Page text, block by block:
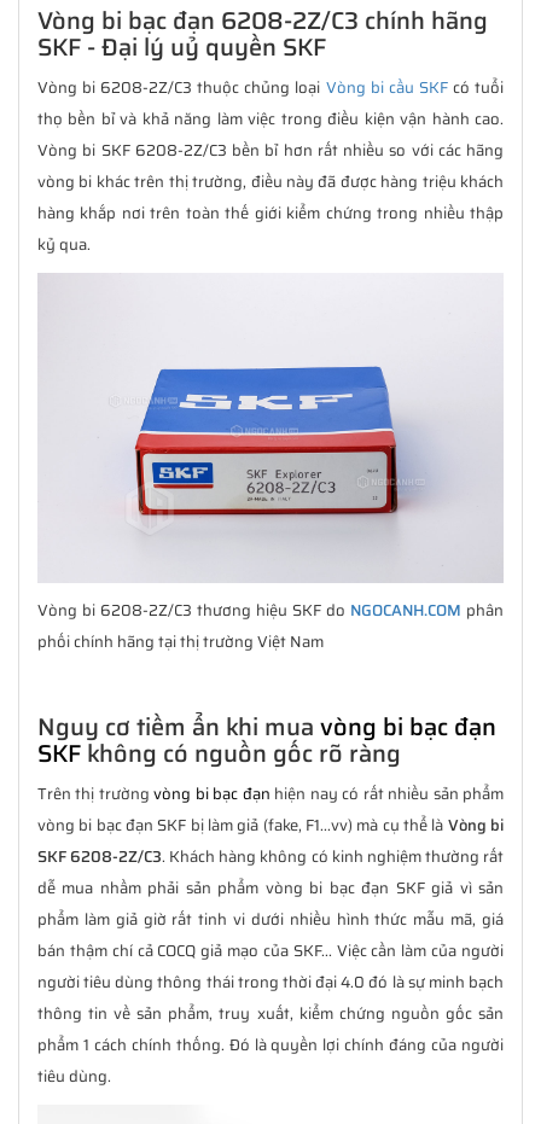
Vòng bi bạc đạn 6208-2Z/C3 chính hãng
SKF - Đại lý uỷ quyền SKF
Vòng bi 6208-2Z/C3 thuộc chủng loại Vòng bi cầu SKFcó tuổi
thọ bền bỉ và khả năng làm việc trong điều kiện vận hành cao.
Vòng bi SKF 6208-2Z/C3 bền bỉ hơn rất nhiều so với các hãng
vòng bi khác trên thị trường, điều này đã được hàng triệu khách
hàng khắp nơi trên toàn thế giới kiểm chứng trong nhiều thập
kỷ qua.
Vòng bi 6208-2Z/C3 thương hiệu SKF do NGOCANH.COM phân
phối chính hãng tại thị trường Việt Nam
Nguy cơ tiềm ẩn khi muavòng bi bạc đạn
SKFkhông có nguồn gốc rõ ràng
Trên thị trườngvòng bi bạc đạn hiện nay có rất nhiều sản phẩm
vòng bi bạc đạn SKF bị làm giả (fake, F1...vv) mà cụ thể làVòng bi
SKF 6208-2Z/C3. Khách hàng không có kinh nghiệm thường rất
dễ mua nhầm phải sản phẩm vòng bi bạc đạn SKF giả vì sản
phẩm làm giả giờ rất tinh vi dưới nhiều hình thức mẫu mã, giá
bán thậm chí cả COCQ giả mạo của SKF... Việc cần làm của người
người tiêu dùng thông thái trong thời đại 4.0 đó là sự minh bạch
thông tin về sản phẩm, truy xuất, kiểm chứng nguồn gốc sản
phẩm 1 cách chính thống. Đó là quyền lợi chính đáng của người
tiêu dùng.